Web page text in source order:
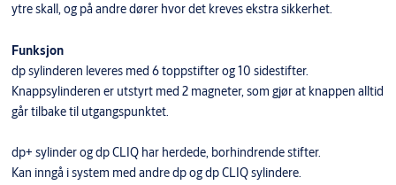
ytre skall, og på andre dører hvor det kreves ekstra sikkerhet.
Funksjon
dp sylinderen leveres med 6 toppstifter og 10 sidestifter.
Knappsylinderen er utstyrt med 2 magneter, som gjør at knappen alltid
går tilbake til utgangspunktet.
dp+ sylinder og dp CLIQ har herdede, borhindrende stifter.
Kan inngå i system med andre dp og dp CLIQ sylindere.